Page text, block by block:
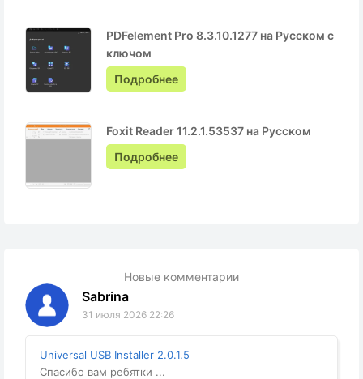
PDFelement Pro 8.3.10.1277 на Русском с
ключом
Подробнее
Foxit Reader 11.2.1.53537 на Русском
Подробнее
Новые комментарии
Sabrina
31 июля 2026 22:26
Universal USB Installer 2.0.1.5
Спасибо вам ребятки ...